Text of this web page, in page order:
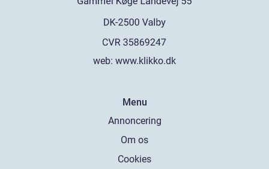
web: www.klikko.dk
Menu
Annoncering
Om os
Cookies